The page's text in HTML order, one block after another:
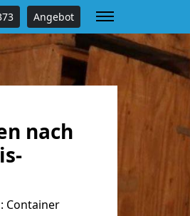
Angebot
nach
Container